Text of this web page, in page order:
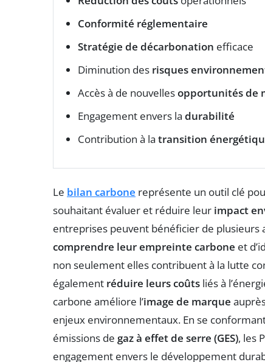
Conformité réglementaire
Stratégie de décarbonation efficace
Diminution des risques
Accès à de nouvellesopportunités de
Engagement envers la durabilité
Contribution à la transition
Le bilan carbone représente un outil clé
souhaitant évaluer et réduire leur impact
entreprises peuvent bénéficier de plusieurs
comprendre leur empreinte carbone et
non seulement elles contribuent à la lutte
également réduire leurs coûts liés à
carbone améliore l’image de marque
enjeux environnementaux. En se
émissions de gaz à effet de serre (GES), les
engagement envers le développement